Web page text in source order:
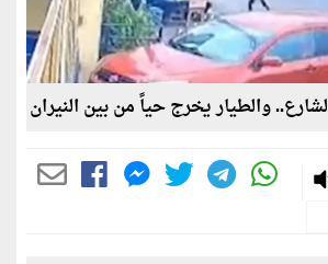
والطيار يخرج حياً من بين النيران